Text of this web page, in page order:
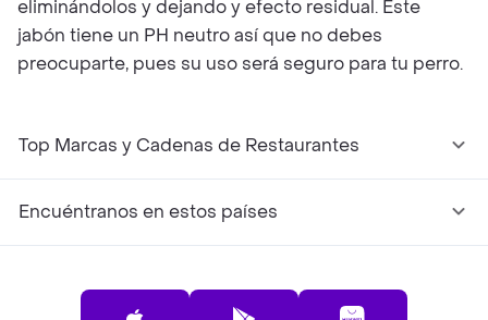
eliminándolos y dejando y efecto residual. Este
jabón tiene un PH neutro así que no debes
preocuparte, pues su uso será seguro para tu perro.
Top Marcas y Cadenas de Restaurantes
Encuéntranos en estos países